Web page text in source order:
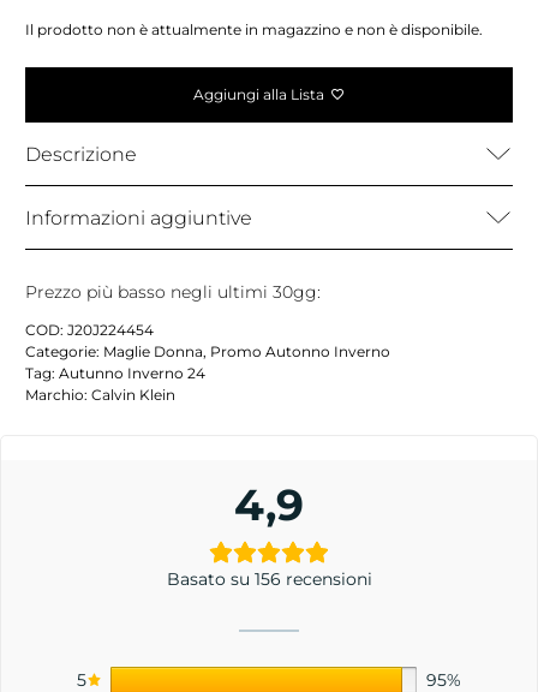
Il prodotto non è attualmente in magazzino e non è disponibile.
Aggiungi alla Lista
Descrizione
Informazioni aggiuntive
Prezzo più basso negli ultimi 30gg:
COD: J20J224454
Categorie: Maglie Donna, Promo Autonno Inverno
Tag: Autunno Inverno 24
Marchio: Calvin Klein
4,9
Basato su 156 recensioni
5
95%